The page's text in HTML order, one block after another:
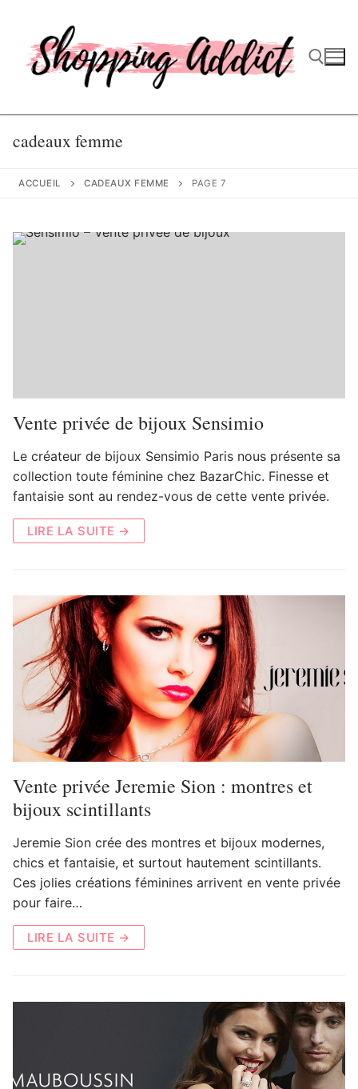
contenu
cadeaux femme
ACCUEIL CADEAUX FEMME PAGE 7
Vente privée de bijoux Sensimio
Le créateur de bijoux Sensimio Paris nous présente sa
collection toute féminine chez BazarChic. Finesse et
fantaisie sont au rendez-vous de cette vente privée.
LIRE LA SUITE →
Vente privée Jeremie Sion : montres et
bijoux scintillants
Jeremie Sion crée des montres et bijoux modernes,
chics et fantaisie, et surtout hautement scintillants.
Ces jolies créations féminines arrivent en vente privée
pour faire…
LIRE LA SUITE →